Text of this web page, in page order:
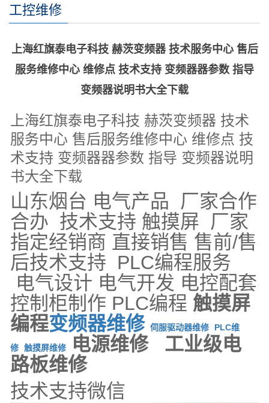
工控维修
上海红旗泰电子科技 赫茨变频器 技术服务中心 售后
服务维修中心 维修点 技术支持 变频器器参数 指导
变频器说明书大全下载
上海红旗泰电子科技 赫茨变频器 技术
服务中心 售后服务维修中心 维修点 技
术支持 变频器器参数 指导 变频器说明
书大全下载
山东烟台 电气产品 厂家合作
合办 技术支持 触摸屏 厂家
指定经销商 直接销售 售前/售
后技术支持 PLC编程服务
电气设计 电气开发 电控配套
控制柜制作 PLC编程 触摸屏
编程变频器维修 伺服驱动器维修 PLC维
修 触摸屏维修电源维修 工业级电
路板维修
技术支持微信